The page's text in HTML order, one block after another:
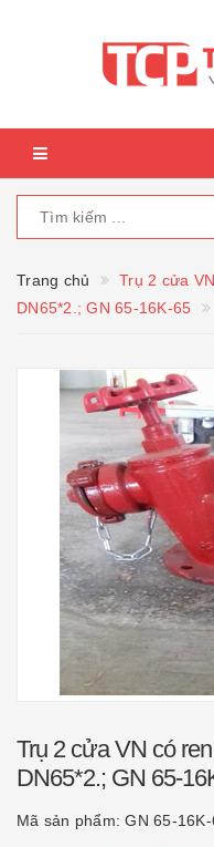
Trang chủ
Trụ 2 cửa
DN65*2.; GN 65-16K-65
Trụ 2 cửa VN có
DN65*2.; GN 65-
Mã sản phẩm:GN 65-